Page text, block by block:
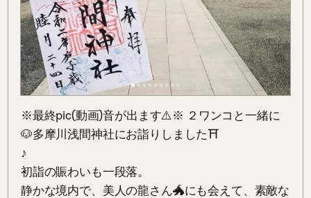
※最終pic(動画)音が出ます⚠️※ ２ワンコと一緒に
🐶多摩川浅間神社にお詣りしました⛩
♪
初詣の賑わいも一段落。
静かな境内で、美人の龍さん🐲にも会えて、素敵な